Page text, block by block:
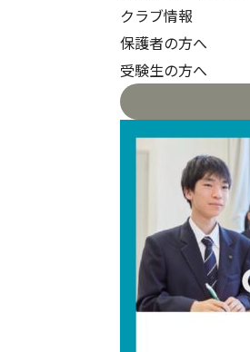
クラブ情報
保護者の方へ
受験生の方へ